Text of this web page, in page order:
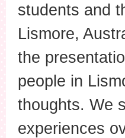
students and
Lismore,
the
people in
thoughts. We
experiences